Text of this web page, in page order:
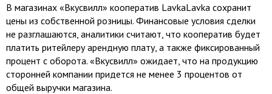
В магазинах «Вкусвилл» кооператив LavkaLavka сохранит
цены из собственной розницы. Финансовые условия сделки
не разглашаются, аналитики считают, что кооператив будет
платить ритейлеру арендную плату, а также фиксированный
процент с оборота. «Вкусвилл» ожидает, что на продукцию
сторонней компании придется не менее 3 процентов от
общей выручки магазина.